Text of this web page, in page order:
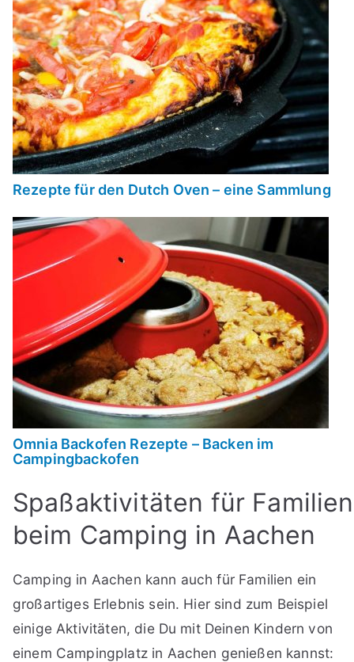
Rezepte für den Dutch Oven – eine Sammlung
Omnia Backofen Rezepte – Backen im
Campingbackofen
Spaßaktivitäten für Familien
beim Camping in Aachen
Camping in Aachen kann auch für Familien ein
großartiges Erlebnis sein. Hier sind zum Beispiel
einige Aktivitäten, die Du mit Deinen Kindern von
einem Campingplatz in Aachen genießen kannst: